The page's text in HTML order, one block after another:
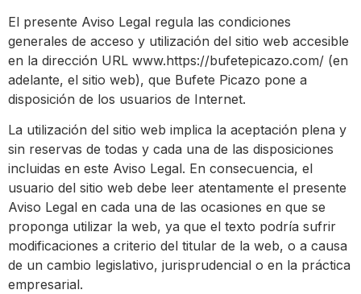
El presente Aviso Legal regula las condiciones
generales de acceso y utilización del sitio web accesible
en la dirección URL www.https://bufetepicazo.com/ (en
adelante, el sitio web), que Bufete Picazo pone a
disposición de los usuarios de Internet.
La utilización del sitio web implica la aceptación plena y
sin reservas de todas y cada una de las disposiciones
incluidas en este Aviso Legal. En consecuencia, el
usuario del sitio web debe leer atentamente el presente
Aviso Legal en cada una de las ocasiones en que se
proponga utilizar la web, ya que el texto podría sufrir
modificaciones a criterio del titular de la web, o a causa
de un cambio legislativo, jurisprudencial o en la práctica
empresarial.